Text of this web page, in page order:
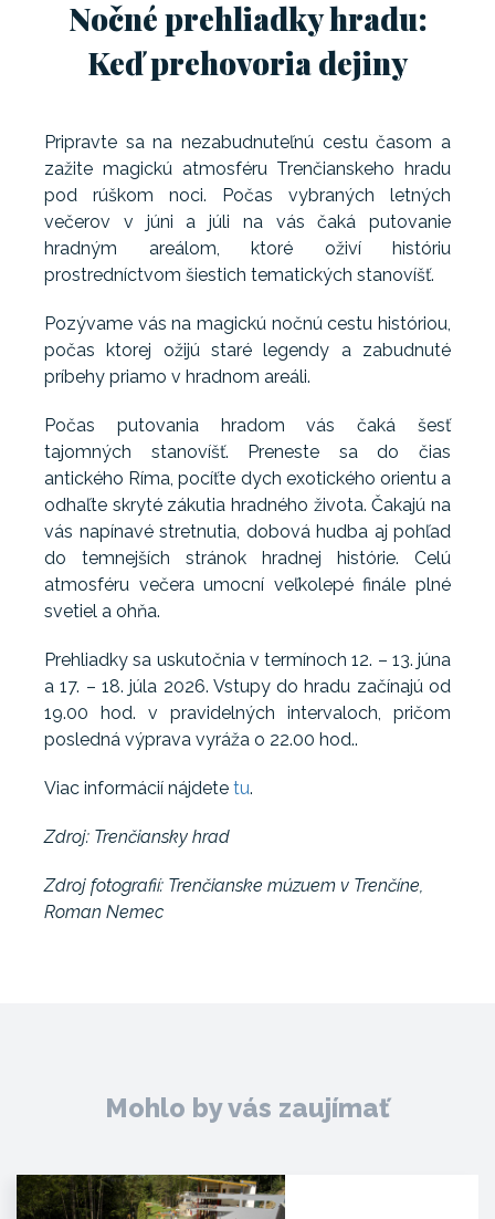
Nočné prehliadky hradu:
Keď prehovoria dejiny
Pripravte sa na nezabudnuteľnú cestu časom a
zažite magickú atmosféru Trenčianskeho hradu
pod rúškom noci. Počas vybraných letných
večerov v júni a júli na vás čaká putovanie
hradným areálom, ktoré oživí históriu
prostredníctvom šiestich tematických stanovíšť.
Pozývame vás na magickú nočnú cestu históriou,
počas ktorej ožijú staré legendy a zabudnuté
príbehy priamo v hradnom areáli.
Počas putovania hradom vás čaká šesť
tajomných stanovíšť. Preneste sa do čias
antického Ríma, pocíťte dych exotického orientu a
odhaľte skryté zákutia hradného života. Čakajú na
vás napínavé stretnutia, dobová hudba aj pohľad
do temnejších stránok hradnej histórie. Celú
atmosféru večera umocní veľkolepé finále plné
svetiel a ohňa.
Prehliadky sa uskutočnia v termínoch 12. – 13. júna
a 17. – 18. júla 2026. Vstupy do hradu začínajú od
19.00 hod. v pravidelných intervaloch, pričom
posledná výprava vyráža o 22.00 hod..
Viac informácií nájdete tu.
Zdroj: Trenčiansky hrad
Zdroj fotografií: Trenčianske múzuem v Trenčíne,
Roman Nemec
Mohlo by vás zaujímať